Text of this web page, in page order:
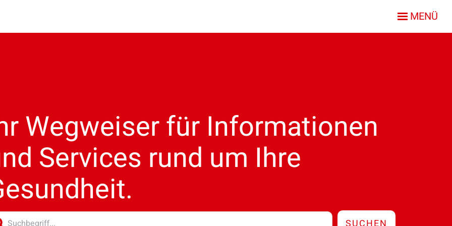
MENÜ
Wegweiser für Informationen
Services rund um Ihre